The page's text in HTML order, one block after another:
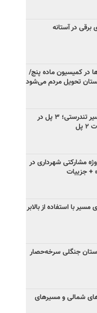
برقی در آستانه
در کمیسیون ماده پنج/
آخرین وضعیت پل‌های مسیر تندرستی؛ ۳ پل در
مشارکتی شهرداری در
+ جزییات
شمالی و مسیرهای